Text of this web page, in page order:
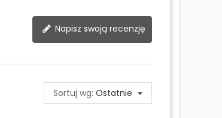
Napisz swoją recenzję
Sortuj wg: Ostatnie